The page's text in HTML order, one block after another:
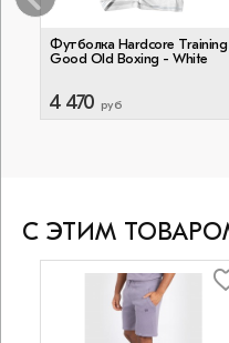
Футболка Hardcore Training
Good Old Boxing - White
4 470 руб
С ЭТИМ